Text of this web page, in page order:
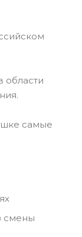
области
самые
смены